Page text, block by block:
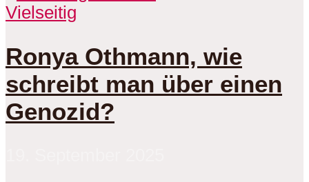
Vielseitig
Ronya Othmann, wie
schreibt man über einen
Genozid?